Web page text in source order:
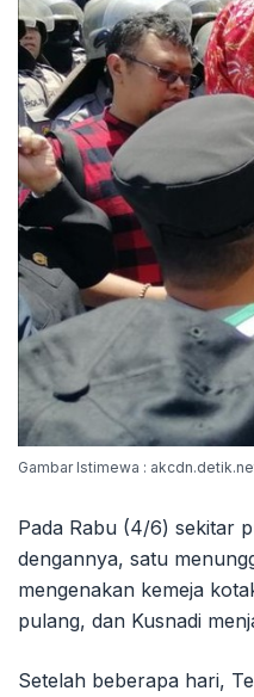
Gambar Istimewa :
Pada Rabu (4/6) sekitar
dengannya, satu
mengenakan kemeja
pulang, dan Kusnadi
Setelah beberapa hari,